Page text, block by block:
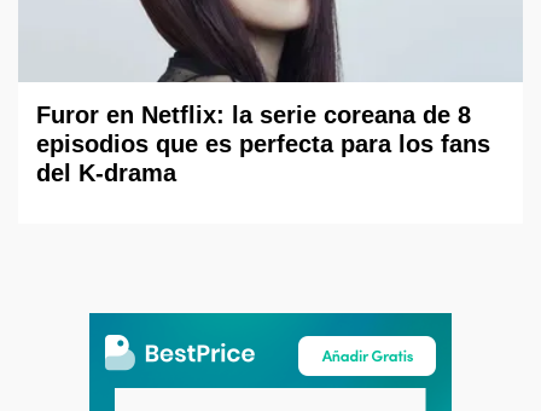
Furor en Netflix: la serie coreana de 8
episodios que es perfecta para los fans
del K-drama